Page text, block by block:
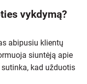
vykdymą?
abipusiu klientų
siuntėją apie
kad užduotis